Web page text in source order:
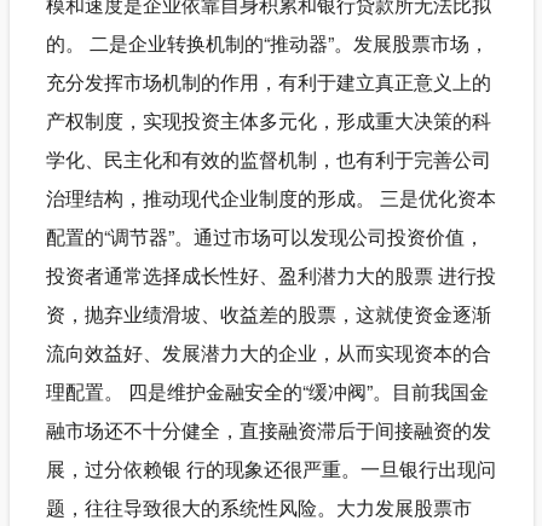
的。 二是企业转换机制的“推动器”。发展股票市场，
充分发挥市场机制的作用，有利于建立真正意义上的
产权制度，实现投资主体多元化，形成重大决策的科
学化、民主化和有效的监督机制，也有利于完善公司
治理结构，推动现代企业制度的形成。 三是优化资本
配置的“调节器”。通过市场可以发现公司投资价值，
投资者通常选择成长性好、盈利潜力大的股票 进行投
资，抛弃业绩滑坡、收益差的股票，这就使资金逐渐
流向效益好、发展潜力大的企业，从而实现资本的合
理配置。 四是维护金融安全的“缓冲阀”。目前我国金
融市场还不十分健全，直接融资滞后于间接融资的发
展，过分依赖银 行的现象还很严重。一旦银行出现问
题，往往导致很大的系统性风险。大力发展股票市